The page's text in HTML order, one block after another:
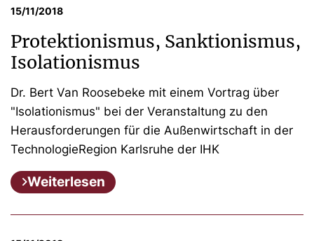
15/11/2018
Protektionismus, Sanktionismus,
Isolationismus
Dr. Bert Van Roosebeke mit einem Vortrag über
"Isolationismus" bei der Veranstaltung zu den
Herausforderungen für die Außenwirtschaft in der
TechnologieRegion Karlsruhe der IHK
Weiterlesen